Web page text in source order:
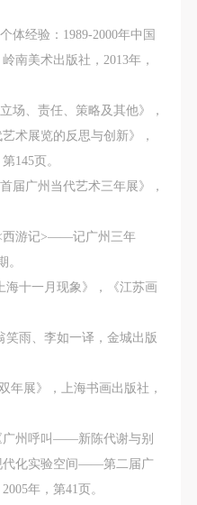
体经验：1989-2000年中国
南美术出版社，2013年，
场、责任、策略及其他》，
术展览的反思与创新》，
145页。
届广州当代艺术三年展》，
西游记>——记广州三年
。
海十一月现象》，《江苏画
笑雨、李如一译，金城出版
展》，上海书画出版社，
广州呼叫——新陈代谢与别
代化实验空间——第二届广
年，第41页。